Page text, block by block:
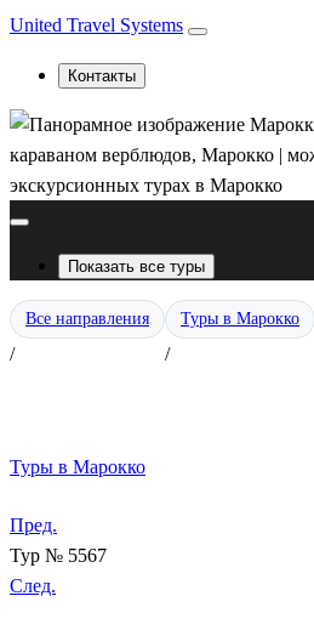
United Travel Systems
Контакты
Показать все туры
Все направления
/
Туры в Марокко
/
Туры в Марокко
Пред.
Тур № 5567
След.